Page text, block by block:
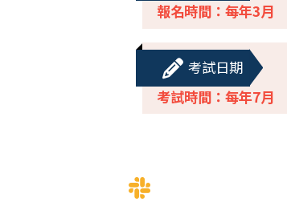
報名時間：每年3月
考試日期
考試時間：每年7月